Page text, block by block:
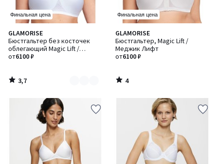
Финальная цена
GLAMORISE
Бюстгальтер без косточек
облегающий Magic Lift /
Мэджик Лифт
от6100 ₽
3,7
/ 5
Количество
цветов:
2
3,7
/
Финальная цена
GLAMORISE
Бюстгальтер, Magic Lift /
Меджик Лифт
от6100 ₽
4
/
5
4
/